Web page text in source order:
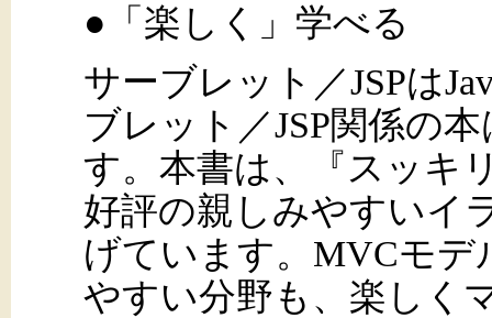
●「楽しく」学べる
サーブレット／JSPは
ブレット／JSP関係の
す。本書は、『スッキ
好評の親しみやすいイ
げています。MVCモ
やすい分野も、楽しく